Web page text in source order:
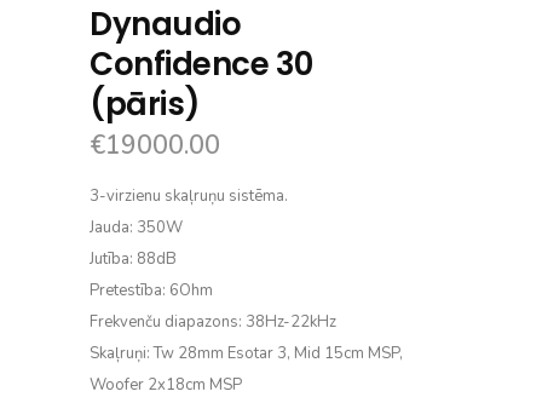
Dynaudio
Confidence 30
(pāris)
€19000.00
3-virzienu skaļruņu sistēma.
Jauda: 350W
Jutība: 88dB
Pretestība: 6Ohm
Frekvenču diapazons: 38Hz-22kHz
Skaļruņi:Tw 28mm Esotar 3, Mid 15cm MSP,
Woofer 2x18cm MSP